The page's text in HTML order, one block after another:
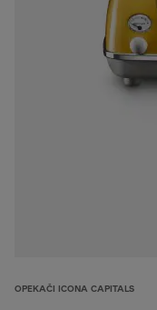
OPEKAČI ICONA CAPITALS